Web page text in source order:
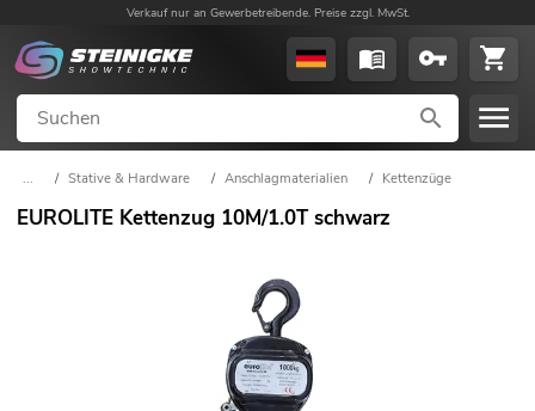
Verkauf nur an Gewerbetreibende. Preise zzgl. MwSt.
... / Stative & Hardware / Anschlagmaterialien / Kettenzüge
EUROLITE Kettenzug 10M/1.0T schwarz